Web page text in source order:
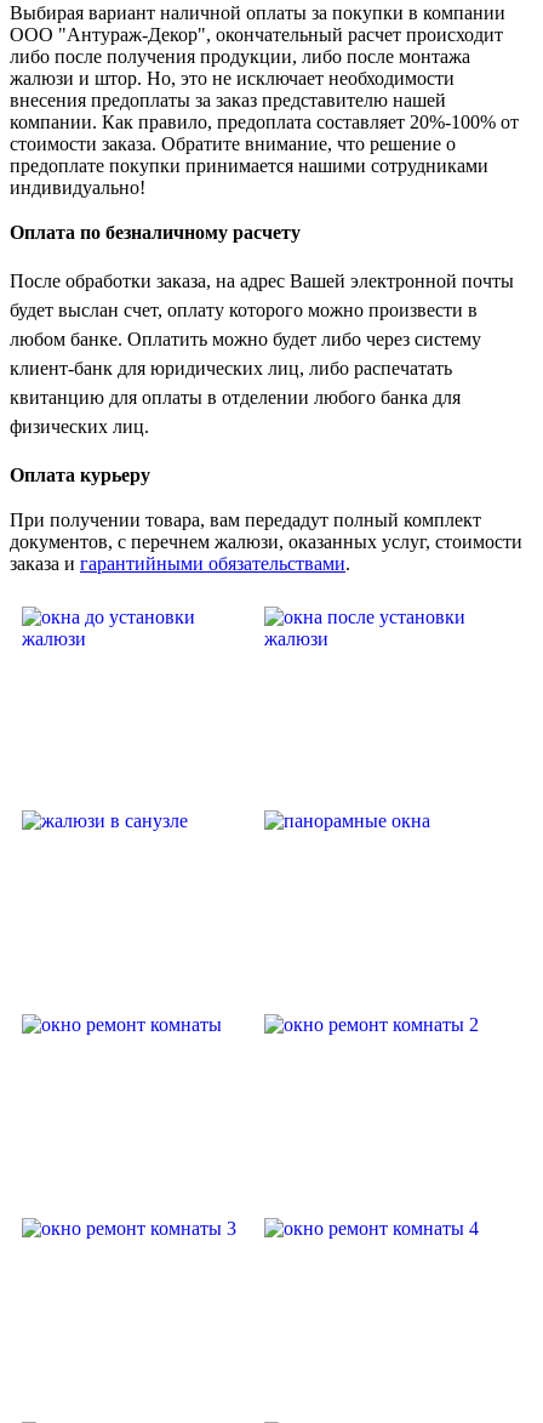
Выбирая вариант наличной оплаты за покупки в компании
ООО "Антураж-Декор", окончательный расчет происходит
либо после получения продукции, либо после монтажа
жалюзи и штор. Но, это не исключает необходимости
внесения предоплаты за заказ представителю нашей
компании. Как правило, предоплата составляет 20%-100% от
стоимости заказа. Обратите внимание, что решение о
предоплате покупки принимается нашими сотрудниками
индивидуально!
Оплата по безналичному расчету
После обработки заказа, на адрес Вашей электронной почты
будет выслан счет, оплату которого можно произвести в
любом банке. Оплатить можно будет либо через систему
клиент-банк для юридических лиц, либо распечатать
квитанцию для оплаты в отделении любого банка для
физических лиц.
Оплата курьеру
При получении товара, вам передадут полный комплект
документов, с перечнем жалюзи, оказанных услуг, стоимости
заказа и гарантийными обязательствами.